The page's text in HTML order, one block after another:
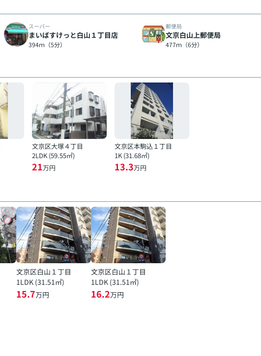
スーパー
まいばすけっと白山１丁目店
394ｍ（5分）
郵便局
文京白山上郵便局
477ｍ（6分）
文京区大塚４丁目
2LDK (59.55㎡)
21万円
文京区本駒込１丁目
1K (31.68㎡)
13.3万円
文京区白山１丁目
1LDK (31.51㎡)
15.7万円
文京区白山１丁目
1LDK (31.51㎡)
16.2万円